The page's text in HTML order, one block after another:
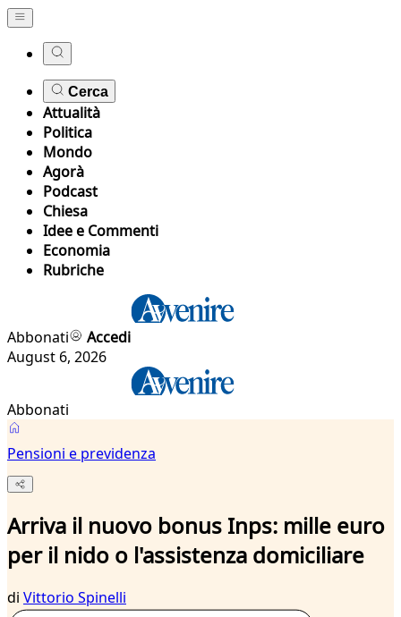
Cerca
Attualità
Politica
Mondo
Agorà
Podcast
Chiesa
Idee e Commenti
Economia
Rubriche
Abbonati
Accedi
August 6, 2026
Abbonati
Pensioni e previdenza
Arriva il nuovo bonus Inps: mille euro
per il nido o l'assistenza domiciliare
di Vittorio Spinelli